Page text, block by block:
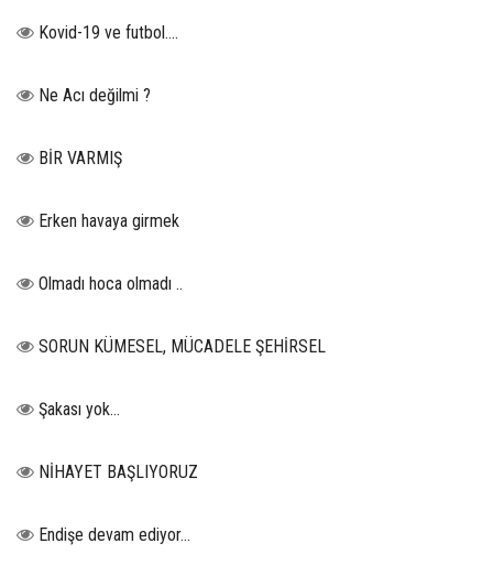
Kovid-19 ve futbol….
Ne Acı değilmi ?
BİR VARMIŞ
Erken havaya girmek
Olmadı hoca olmadı ..
SORUN KÜMESEL, MÜCADELE ŞEHİRSEL
Şakası yok…
NİHAYET BAŞLIYORUZ
Endişe devam ediyor…